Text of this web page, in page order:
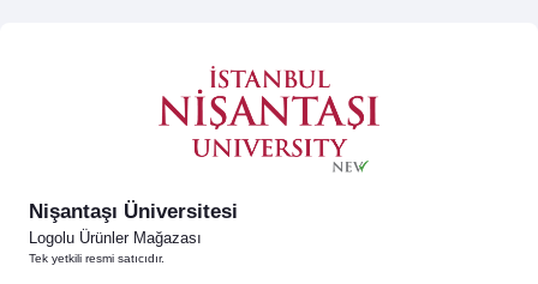
Nişantaşı Üniversitesi
Logolu Ürünler Mağazası
Tek yetkili resmi satıcıdır.